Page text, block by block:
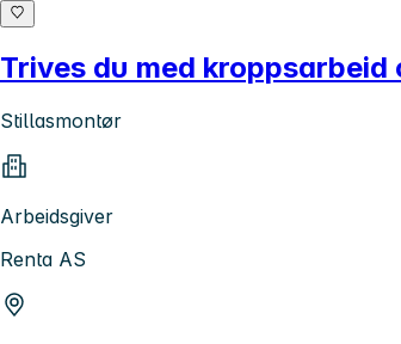
Trives du med
Stillasmontør
Arbeidsgiver
Renta AS